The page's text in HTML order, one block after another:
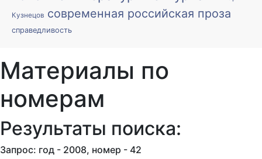
Кузнецов современная российская проза
справедливость
Материалы по
номерам
Результаты поиска:
Запрос: год - 2008, номер - 42